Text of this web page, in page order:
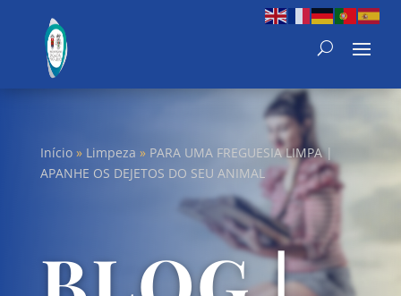
Início» Limpeza » PARA UMA FREGUESIA LIMPA |
APANHE OS DEJETOS DO SEU ANIMAL